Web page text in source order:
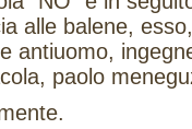
alle balene,
antiuomo,
paolo